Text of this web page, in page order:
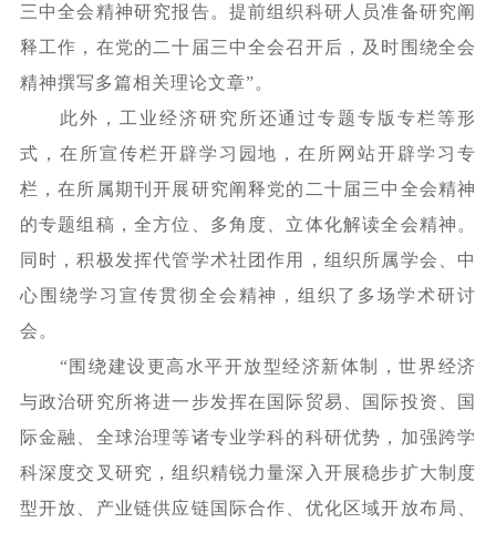
三中全会精神研究报告。提前组织科研人员准备研究阐
释工作，在党的二十届三中全会召开后，及时围绕全会
精神撰写多篇相关理论文章”。
此外，工业经济研究所还通过专题专版专栏等形
式，在所宣传栏开辟学习园地，在所网站开辟学习专
栏，在所属期刊开展研究阐释党的二十届三中全会精神
的专题组稿，全方位、多角度、立体化解读全会精神。
同时，积极发挥代管学术社团作用，组织所属学会、中
心围绕学习宣传贯彻全会精神，组织了多场学术研讨
会。
“围绕建设更高水平开放型经济新体制，世界经济
与政治研究所将进一步发挥在国际贸易、国际投资、国
际金融、全球治理等诸专业学科的科研优势，加强跨学
科深度交叉研究，组织精锐力量深入开展稳步扩大制度
型开放、产业链供应链国际合作、优化区域开放布局、